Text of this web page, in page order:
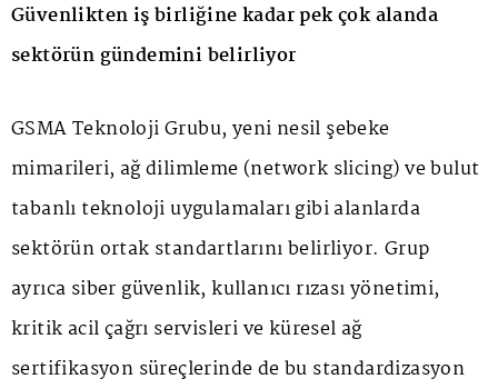
Güvenlikten iş birliğine kadar pek çok alanda
sektörün gündemini belirliyor
GSMA Teknoloji Grubu, yeni nesil şebeke
mimarileri, ağ dilimleme (network slicing) ve bulut
tabanlı teknoloji uygulamaları gibi alanlarda
sektörün ortak standartlarını belirliyor. Grup
ayrıca siber güvenlik, kullanıcı rızası yönetimi,
kritik acil çağrı servisleri ve küresel ağ
sertifikasyon süreçlerinde de bu standardizasyon